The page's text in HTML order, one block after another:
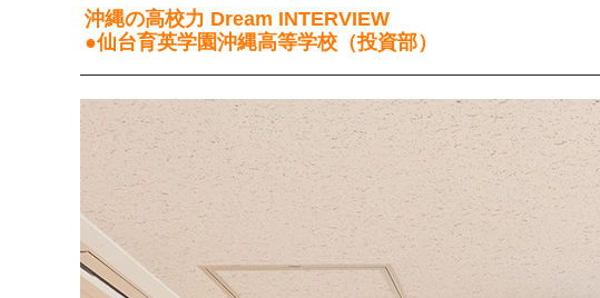
沖縄の高校力 Dream INTERVIEW
●仙台育英学園沖縄高等学校（投資部）